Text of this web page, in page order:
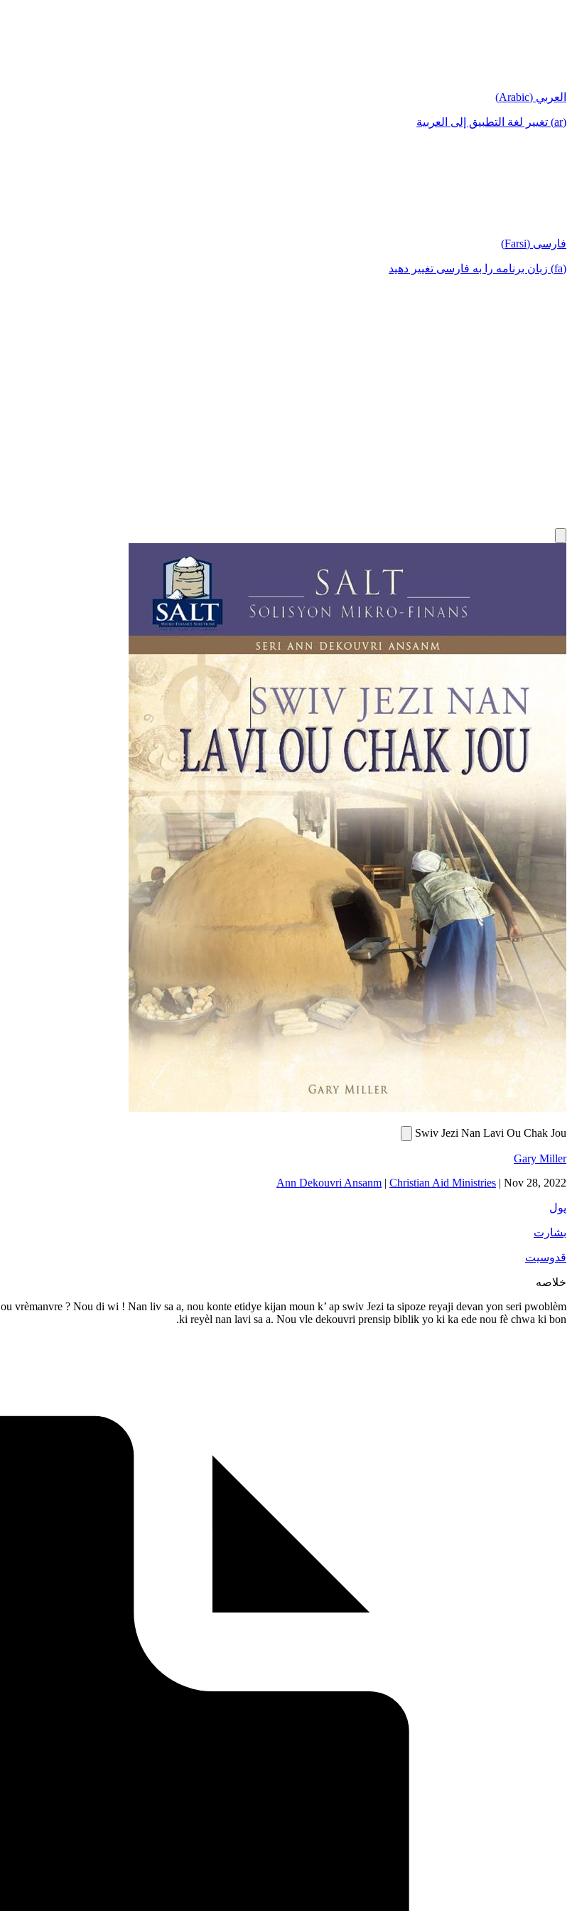
العربي (Arabic)
(ar) تغيير لغة التطبيق إلى العربية
فارسی (Farsi)
(fa) زبان برنامه را به فارسی تغییر دهید
Swiv Jezi Nan Lavi Ou Chak Jou
Gary Miller
Ann Dekouvri Ansanm | Christian Aid Ministries | Nov 28, 2022
پول
بشارت
قدوسیت
خلاصه
vrèmanvre ? Nou di wi ! Nan liv sa a, nou konte etidye kijan moun k’ ap swiv Jezi ta sipoze reyaji devan yon seri pwoblèm
ki reyèl nan lavi sa a. Nou vle dekouvri prensip biblik yo ki ka ede nou fè chwa ki bon.